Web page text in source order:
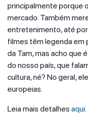
principalmente porque
mercado. Também
entretenimento, até
filmes têm legenda em
da Tam, mas acho que
do nosso país, que
cultura, né? No geral,
europeias.
Leia mais detalhes aqui.